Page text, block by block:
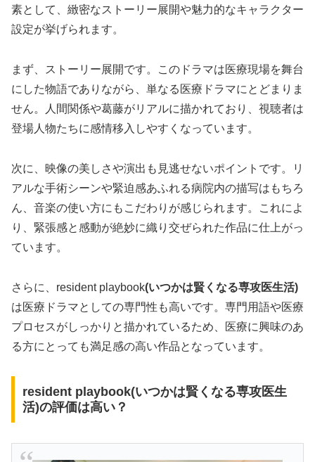
素として、緻密なストーリー展開や魅力的なキャラクター
設定が挙げられます。
まず、ストーリー展開です。このドラマは医療現場を舞台
にした物語でありながら、単なる医療ドラマにとどまりま
せん。人間関係や葛藤がリアルに描かれており、視聴者は
登場人物たちに感情移入しやすくなっています。
次に、映像の美しさや演出も見逃せないポイントです。リ
アルな手術シーンや緊迫感あふれる病院内の描写はもちろ
ん、音楽の使い方にもこだわりが感じられます。これによ
り、緊張感と感動が絶妙に織り交ぜられた作品に仕上がっ
ています。
さらに、resident playbook(いつかは賢くなる専攻医生活)
は医療ドラマとしての専門性も高いです。専門用語や医療
プロセスがしっかりと描かれているため、医療に興味のあ
る方にとっても満足感の高い作品となっています。
resident playbook(いつかは賢くなる専攻医生
活)の評価は高い？